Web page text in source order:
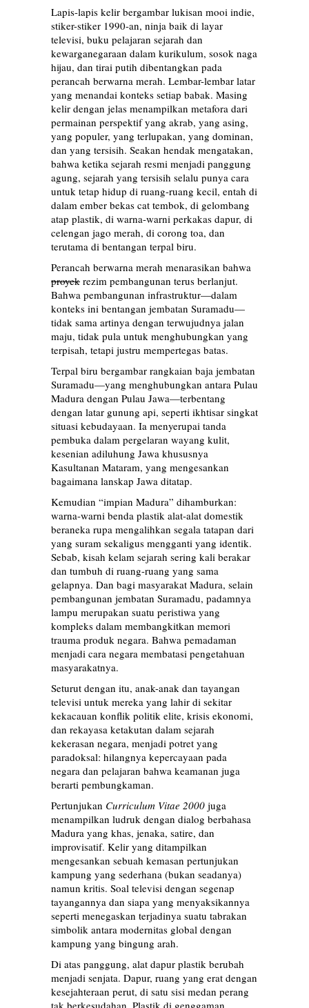
Lapis-lapis kelir bergambar lukisan mooi indie,
stiker-stiker 1990-an, ninja baik di layar
televisi, buku pelajaran sejarah dan
kewarganegaraan dalam kurikulum, sosok naga
hijau, dan tirai putih dibentangkan pada
perancah berwarna merah. Lembar-lembar latar
yang menandai konteks setiap babak. Masing
kelir dengan jelas menampilkan metafora dari
permainan perspektif yang akrab, yang asing,
yang populer, yang terlupakan, yang dominan,
dan yang tersisih. Seakan hendak mengatakan,
bahwa ketika sejarah resmi menjadi panggung
agung, sejarah yang tersisih selalu punya cara
untuk tetap hidup di ruang-ruang kecil, entah di
dalam ember bekas cat tembok, di gelombang
atap plastik, di warna-warni perkakas dapur, di
celengan jago merah, di corong toa, dan
terutama di bentangan terpal biru.
Perancah berwarna merah menarasikan bahwa
proyek rezim pembangunan terus berlanjut.
Bahwa pembangunan infrastruktur—dalam
konteks ini bentangan jembatan Suramadu—
tidak sama artinya dengan terwujudnya jalan
maju, tidak pula untuk menghubungkan yang
terpisah, tetapi justru mempertegas batas.
Terpal biru bergambar rangkaian baja jembatan
Suramadu—yang menghubungkan antara Pulau
Madura dengan Pulau Jawa—terbentang
dengan latar gunung api, seperti ikhtisar singkat
situasi kebudayaan. Ia menyerupai tanda
pembuka dalam pergelaran wayang kulit,
kesenian adiluhung Jawa khususnya
Kasultanan Mataram, yang mengesankan
bagaimana lanskap Jawa ditatap.
Kemudian “impian Madura” dihamburkan:
warna-warni benda plastik alat-alat domestik
beraneka rupa mengalihkan segala tatapan dari
yang suram sekaligus mengganti yang identik.
Sebab, kisah kelam sejarah sering kali berakar
dan tumbuh di ruang-ruang yang sama
gelapnya. Dan bagi masyarakat Madura, selain
pembangunan jembatan Suramadu, padamnya
lampu merupakan suatu peristiwa yang
kompleks dalam membangkitkan memori
trauma produk negara. Bahwa pemadaman
menjadi cara negara membatasi pengetahuan
masyarakatnya.
Seturut dengan itu, anak-anak dan tayangan
televisi untuk mereka yang lahir di sekitar
kekacauan konflik politik elite, krisis ekonomi,
dan rekayasa ketakutan dalam sejarah
kekerasan negara, menjadi potret yang
paradoksal: hilangnya kepercayaan pada
negara dan pelajaran bahwa keamanan juga
berarti pembungkaman.
Pertunjukan Curriculum Vitae 2000 juga
menampilkan ludruk dengan dialog berbahasa
Madura yang khas, jenaka, satire, dan
improvisatif. Kelir yang ditampilkan
mengesankan sebuah kemasan pertunjukan
kampung yang sederhana (bukan seadanya)
namun kritis. Soal televisi dengan segenap
tayangannya dan siapa yang menyaksikannya
seperti menegaskan terjadinya suatu tabrakan
simbolik antara modernitas global dengan
kampung yang bingung arah.
Di atas panggung, alat dapur plastik berubah
menjadi senjata. Dapur, ruang yang erat dengan
kesejahteraan perut, di satu sisi medan perang
tak berkesudahan. Plastik di genggaman